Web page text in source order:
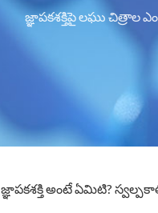
జ్ఞాపకశక్తిపై లఘు
జ్ఞాపకశక్తి అంటే ఏమిటి?